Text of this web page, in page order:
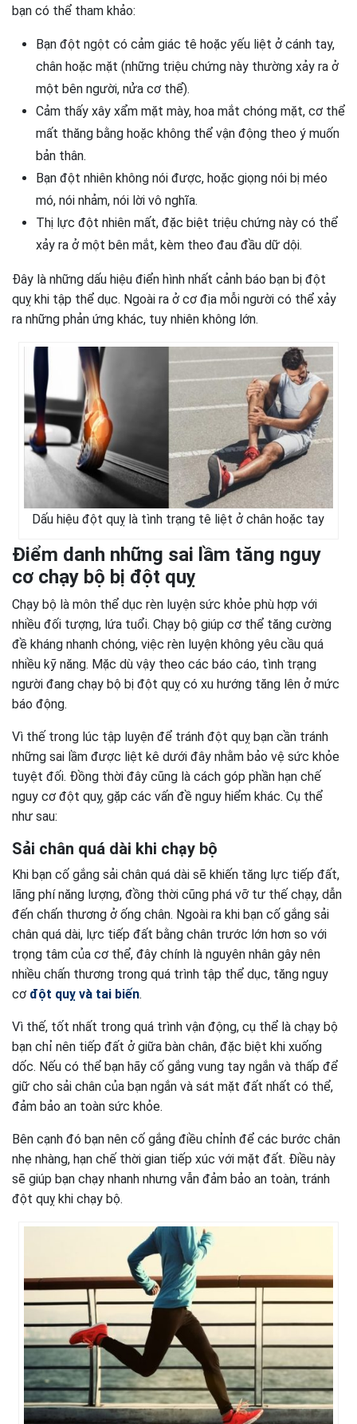
bạn có thể tham khảo:
Bạn đột ngột có cảm giác tê hoặc yếu liệt ở cánh tay,
chân hoặc mặt (những triệu chứng này thường xảy ra ở
một bên người, nửa cơ thể).
Cảm thấy xây xẩm mặt mày, hoa mắt chóng mặt, cơ thể
mất thăng bằng hoặc không thể vận động theo ý muốn
bản thân.
Bạn đột nhiên không nói được, hoặc giọng nói bị méo
mó, nói nhảm, nói lời vô nghĩa.
Thị lực đột nhiên mất, đặc biệt triệu chứng này có thể
xảy ra ở một bên mắt, kèm theo đau đầu dữ dội.
Đây là những dấu hiệu điển hình nhất cảnh báo bạn bị đột
quỵ khi tập thể dục. Ngoài ra ở cơ địa mỗi người có thể xảy
ra những phản ứng khác, tuy nhiên không lớn.
Dấu hiệu đột quỵ là tình trạng tê liệt ở chân hoặc tay
Điểm danh những sai lầm tăng nguy
cơ chạy bộ bị đột quỵ
Chạy bộ là môn thể dục rèn luyện sức khỏe phù hợp với
nhiều đối tượng, lứa tuổi. Chạy bộ giúp cơ thể tăng cường
đề kháng nhanh chóng, việc rèn luyện không yêu cầu quá
nhiều kỹ năng. Mặc dù vậy theo các báo cáo, tình trạng
người đang chạy bộ bị đột quỵ có xu hướng tăng lên ở mức
báo động.
Vì thế trong lúc tập luyện để tránh đột quỵ bạn cần tránh
những sai lầm được liệt kê dưới đây nhằm bảo vệ sức khỏe
tuyệt đối. Đồng thời đây cũng là cách góp phần hạn chế
nguy cơ đột quỵ, gặp các vấn đề nguy hiểm khác. Cụ thể
như sau:
Sải chân quá dài khi chạy bộ
Khi bạn cố gắng sải chân quá dài sẽ khiến tăng lực tiếp đất,
lãng phí năng lượng, đồng thời cũng phá vỡ tư thế chạy, dẫn
đến chấn thương ở ống chân. Ngoài ra khi bạn cố gắng sải
chân quá dài, lực tiếp đất bằng chân trước lớn hơn so với
trọng tâm của cơ thể, đây chính là nguyên nhân gây nên
nhiều chấn thương trong quá trình tập thể dục, tăng nguy
cơ đột quỵ và tai biến.
Vì thế, tốt nhất trong quá trình vận động, cụ thể là chạy bộ
bạn chỉ nên tiếp đất ở giữa bàn chân, đặc biệt khi xuống
dốc. Nếu có thể bạn hãy cố gắng vung tay ngắn và thấp để
giữ cho sải chân của bạn ngắn và sát mặt đất nhất có thể,
đảm bảo an toàn sức khỏe.
Bên cạnh đó bạn nên cố gắng điều chỉnh để các bước chân
nhẹ nhàng, hạn chế thời gian tiếp xúc với mặt đất. Điều này
sẽ giúp bạn chạy nhanh nhưng vẫn đảm bảo an toàn, tránh
đột quỵ khi chạy bộ.